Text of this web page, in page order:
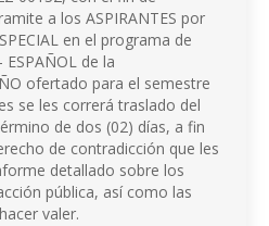
a los ASPIRANTES por
en el programa de
de la
ofertado para el semestre
se les correrá traslado del
de dos (02) días, a fin
de contradicción que les
detallado sobre los
pública, así como las
valer.